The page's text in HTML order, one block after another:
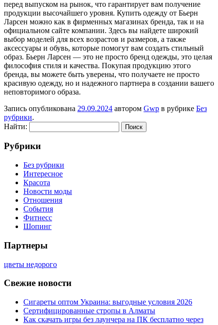
перед выпуском на рынок, что гарантирует вам получение
продукции высочайшего уровня. Купить одежду от Бьерн
Ларсен можно как в фирменных магазинах бренда, так и на
официальном сайте компании. Здесь вы найдете широкий
выбор моделей для всех возрастов и размеров, а также
аксессуары и обувь, которые помогут вам создать стильный
образ. Бьерн Ларсен — это не просто бренд одежды, это целая
философия стиля и качества. Покупая продукцию этого
бренда, вы можете быть уверены, что получаете не просто
красивую одежду, но и надежного партнера в создании вашего
неповторимого образа.
Запись опубликована 29.09.2024 автором Gwp в рубрике Без
рубрики.
Найти:
Рубрики
Без рубрики
Интересное
Красота
Новости моды
Отношения
События
Фитнесс
Шопинг
Партнеры
цветы недорого
Свежие новости
Сигареты оптом Украина: выгодные условия 2026
Сертифицированные стропы в Алматы
Как скачать игры без лаунчера на ПК бесплатно через